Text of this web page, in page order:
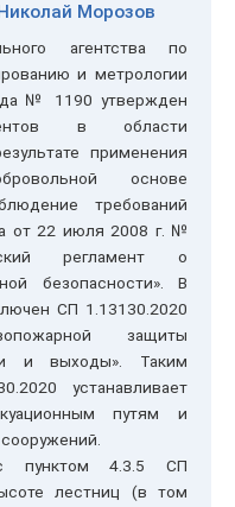
Морозов
агентства по
и метрологии
№ 1190 утвержден
в области
применения
основе
требований
от 22 июля 2008 г. №
регламент о
безопасности». В
СП 1.13130.2020
защиты
и выходы». Таким
устанавливает
путям и
пунктом 4.3.5 СП
лестниц (в том